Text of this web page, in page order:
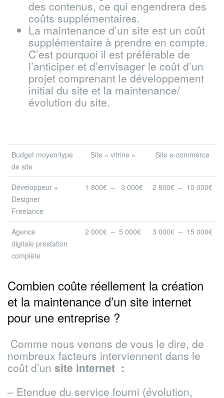
des contenus, ce qui engendrera des
coûts supplémentaires.
La maintenance d’un site est un coût
supplémentaire à prendre en compte.
C’est pourquoi il est préférable de
l’anticiper et d’envisager le coût d’un
projet comprenant le développement
initial du site et la maintenance/
évolution du site.
Budget moyen/type
de site
Site « vitrine » Site e-commerce
Développeur +
Designer
Freelance
1 800€ – 3 000€ 2 800€ – 10 000€
Agence
digitale prestation
complète
2 000€ – 5 000€ 3 000€ – 15 000€
Combien coûte réellement la création
et la maintenance d’un site internet
pour une entreprise ?
Comme nous venons de vous le dire, de
nombreux facteurs interviennent dans le
coût d’un site internet :
– Etendue du service fourni (évolution,